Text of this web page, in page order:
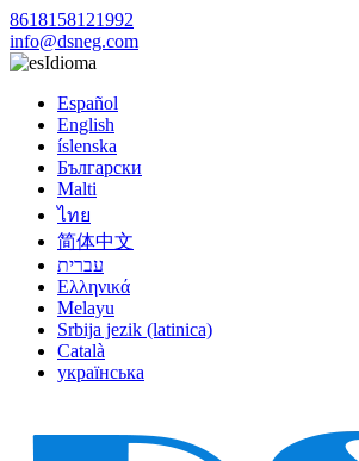
8618158121992
info@dsneg.com
Idioma
Español
English
íslenska
Български
Malti
ไทย
简体中文
עברית
Ελληνικά
Melayu
Srbija jezik (latinica)
Català
українська